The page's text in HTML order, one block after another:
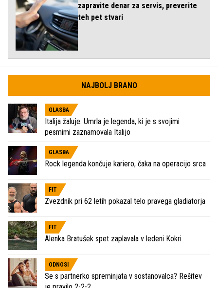
zapravite denar za servis, preverite
teh pet stvari
NAJBOLJ BRANO
GLASBA
Italija žaluje: Umrla je legenda, ki je s svojimi
pesmimi zaznamovala Italijo
GLASBA
Rock legenda končuje kariero, čaka na operacijo srca
FIT
Zvezdnik pri 62 letih pokazal telo pravega gladiatorja
FIT
Alenka Bratušek spet zaplavala v ledeni Kokri
ODNOSI
Se s partnerko spreminjata v sostanovalca? Rešitev